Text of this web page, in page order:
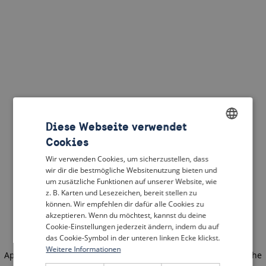
Application error: a client-side exception has occurred
(see the
DUTCH
FRENCH
GERMAN
Diese Webseite verwendet
Cookies
Wir verwenden Cookies, um sicherzustellen, dass
wir dir die bestmögliche Websitenutzung bieten und
um zusätzliche Funktionen auf unserer Website, wie
z. B. Karten und Lesezeichen, bereit stellen zu
können. Wir empfehlen dir dafür alle Cookies zu
akzeptieren. Wenn du möchtest, kannst du deine
Cookie-Einstellungen jederzeit ändern, indem du auf
das Cookie-Symbol in der unteren linken Ecke klickst.
Weitere Informationen